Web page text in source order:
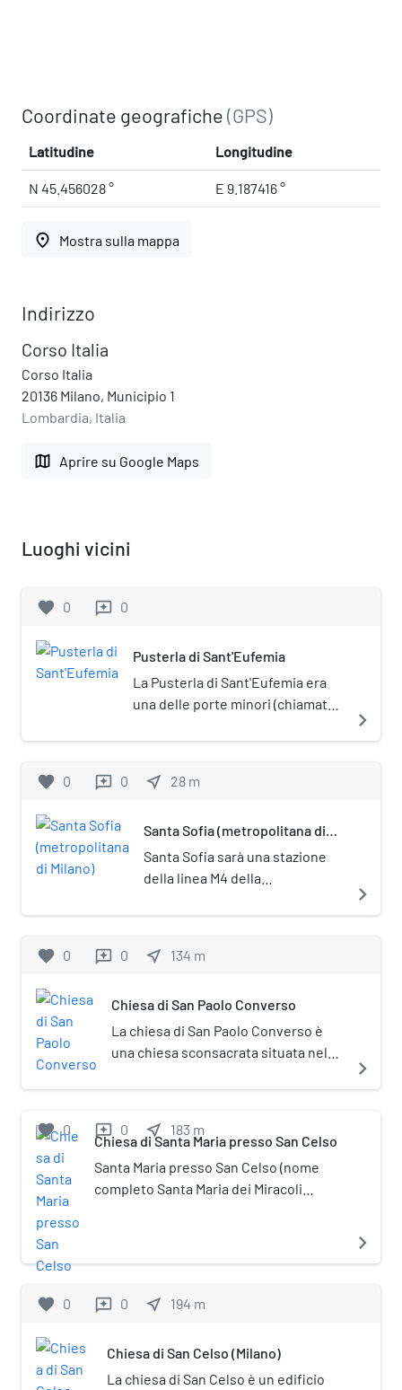
Coordinate geografiche(GPS)
Latitudine Longitudine
N 45.456028 ° E 9.187416 °
place Mostra sulla mappa
Indirizzo
Corso Italia
Corso Italia
20136 Milano, Municipio 1
Lombardia, Italia
map Aprire su Google Maps
Luoghi vicini
favorite 0 reviews 0
Pusterla di Sant'Eufemia
La Pusterla di Sant'Eufemia era
una delle porte minori (chiamate
tracciato medievale delle mura di
navigate_next
favorite 0 reviews 0 near_me 28 m
Santa Sofia (metropolitana di
Santa Sofia sarà una stazione
della linea M4 della
completamento è previsto per il
Milano lungo via Santa Sofia.
navigate_next
favorite 0 reviews 0 near_me 134 m
Chiesa di San Paolo Converso
La chiesa di San Paolo Converso è
una chiesa sconsacrata situata nel
fra corso Italia e piazza Sant'Eufemia.
navigate_next
favorite 0 reviews 0 near_me 183 m
Chiesa di Santa Maria presso San Celso
Santa Maria presso San Celso (nome
completo Santa Maria dei Miracoli
rappresenta un notevole esempio
dell'Architettura rinascimentale a
del manierismo italiano.
navigate_next
favorite 0 reviews 0 near_me 194 m
Chiesa di San Celso (Milano)
La chiesa di San Celso è un edificio